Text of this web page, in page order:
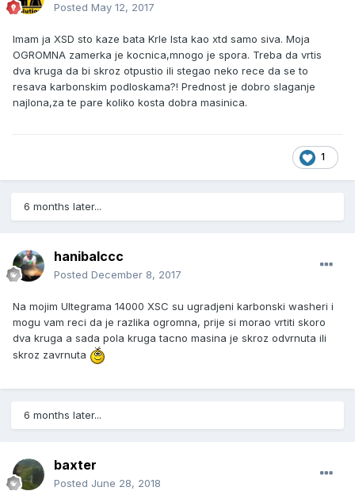
Posted May 12, 2017
Imam ja XSD sto kaze bata Krle Ista kao xtd samo siva. Moja
OGROMNA zamerka je kocnica,mnogo je spora. Treba da vrtis
dva kruga da bi skroz otpustio ili stegao neko rece da se to
resava karbonskim podloskama?! Prednost je dobro slaganje
najlona,za te pare koliko kosta dobra masinica.
1
6 months later...
hanibalccc
Posted December 8, 2017
Na mojim Ultegrama 14000 XSC su ugradjeni karbonski washeri i
mogu vam reci da je razlika ogromna, prije si morao vrtiti skoro
dva kruga a sada pola kruga tacno masina je skroz odvrnuta ili
skroz zavrnuta
6 months later...
baxter
Posted June 28, 2018